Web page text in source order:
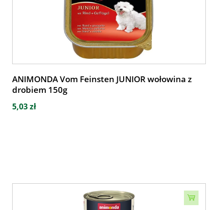
ANIMONDA Vom Feinsten JUNIOR wołowina z
drobiem 150g
5,03 zł